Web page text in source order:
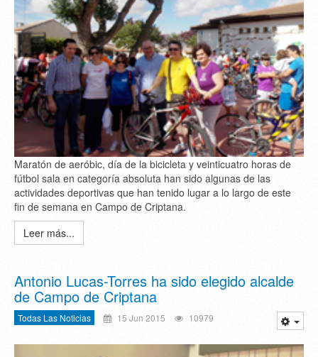
Maratón de aeróbic, día de la bicicleta y veinticuatro horas de
fútbol sala en categoría absoluta han sido algunas de las
actividades deportivas que han tenido lugar a lo largo de este
fin de semana en Campo de Criptana.
Leer más...
Antonio Lucas-Torres ha sido elegido alcalde
de Campo de Criptana
Todas Las Noticias 15 Jun 2015 10979